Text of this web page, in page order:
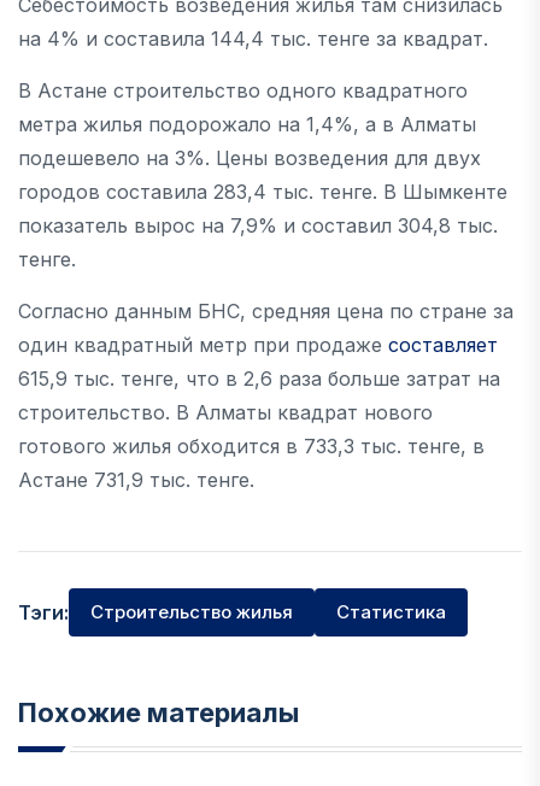
Себестоимость возведения жилья там снизилась
на 4% и составила 144,4 тыс. тенге за квадрат.
В Астане строительство одного квадратного
метра жилья подорожало на 1,4%, а в Алматы
подешевело на 3%. Цены возведения для двух
городов составила 283,4 тыс. тенге. В Шымкенте
показатель вырос на 7,9% и составил 304,8 тыс.
тенге.
Согласно данным БНС, средняя цена по стране за
один квадратный метр при продаже составляет
615,9 тыс. тенге, что в 2,6 раза больше затрат на
строительство. В Алматы квадрат нового
готового жилья обходится в 733,3 тыс. тенге, в
Астане 731,9 тыс. тенге.
Тэги: Строительство жилья Статистика
Похожие материалы